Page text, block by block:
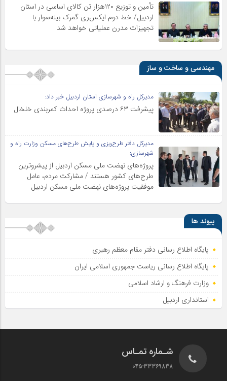
تأمین و توزیع ۱۲۰هزار تن کالای اساسی در استان
اردبیل/ خط دوم ایکس‌ری گمرک بیله‌سوار با
تجهیزات مدرن عملیاتی خواهد شد
مهندسی و ساخت و ساز
مدیرکل راه و شهرسازی استان اردبیل خبر داد:
پیشرفت ۶۳ درصدی پروژه احداث کمربندی خلخال
مدیرکل دفتر طرح‌ریزی و پایش طرح‌های مسکن وزارت راه و
شهرسازی:
پروژه‌های نهضت ملی مسکن اردبیل از پیشروترین
طرح‌های کشور هستند / مشارکت مردم، عامل
موفقیت پروژه‌های نهضت ملی مسکن اردبیل
پیوند ها
پایگاه اطلاع رسانی دفتر مقام معظم رهبری
پایگاه اطلاع‌ رسانی ریاست‌ جمهوری اسلامی ایران
وزارت فرهنگ و ارشاد اسلامی
استانداری اردبیل
شـماره تمـاس
045-33369838